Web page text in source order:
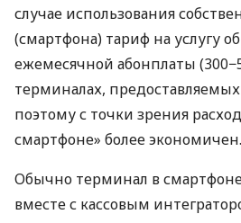
случае использования
(смартфона) тариф на услугу
ежемесячной абонплаты
терминалах,
поэтому с точки зрения
смартфоне» более экономичен.
Обычно терминал в
вместе с кассовым